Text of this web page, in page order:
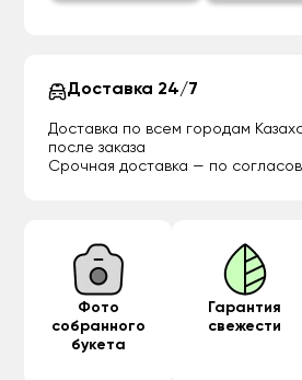
Доставка 24/7
Доставка по всем городам
после заказа
Срочная доставка — по
Фото
собранного
букета
Гарантия
свежести